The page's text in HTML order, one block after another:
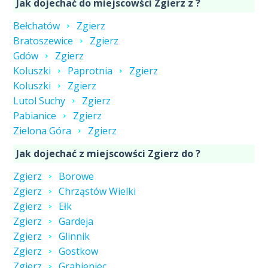
Jak dojechać do miejscowści Zgierz z ?
Bełchatów
Zgierz
Bratoszewice
Zgierz
Gdów
Zgierz
Koluszki
Paprotnia
Zgierz
Koluszki
Zgierz
Lutol Suchy
Zgierz
Pabianice
Zgierz
Zielona Góra
Zgierz
Jak dojechać z miejscowści Zgierz do ?
Zgierz
Borowe
Zgierz
Chrząstów Wielki
Zgierz
Ełk
Zgierz
Gardeja
Zgierz
Glinnik
Zgierz
Gostkow